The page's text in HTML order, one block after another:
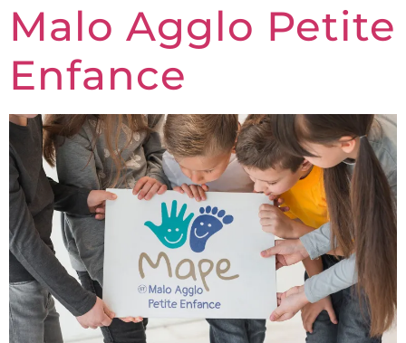
Malo Agglo Petite
Enfance